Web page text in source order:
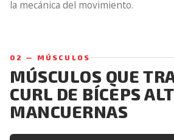
la mecánica del movimiento.
02 — MÚSCULOS
MÚSCULOS QUE
CURL DE BÍCEPS
MANCUERNAS